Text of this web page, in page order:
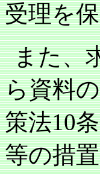
受理を
また、
ら資料
策法10
等の措